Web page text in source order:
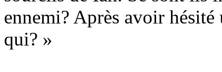
ennemi? Après avoir
qui? »